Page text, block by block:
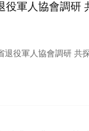
役軍人協會調研
退役軍人協會調研